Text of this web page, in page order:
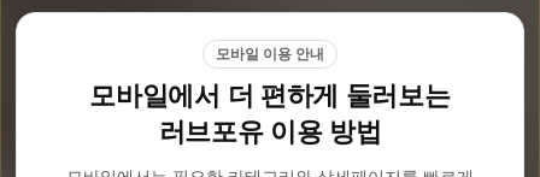
모바일 이용 안내
모바일에서 더 편하게 둘러보는
러브포유 이용 방법